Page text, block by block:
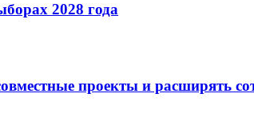
2028 года
проекты и расширять